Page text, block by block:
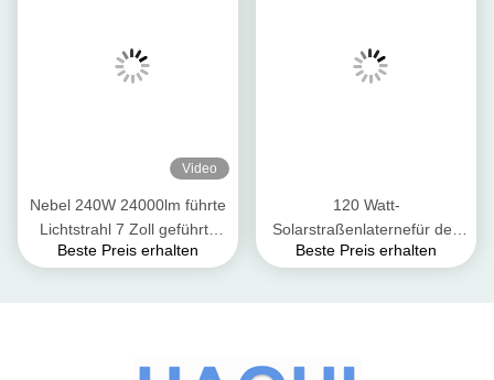
Video
Nebel 240W 24000lm führte
Lichtstrahl 7 Zoll geführte
treibende Lichter
Beste Preis erhalten
120 Watt-
Solarstraßenlaternefür des
im Freien die weiße Flut-
Beste Preis erhalten